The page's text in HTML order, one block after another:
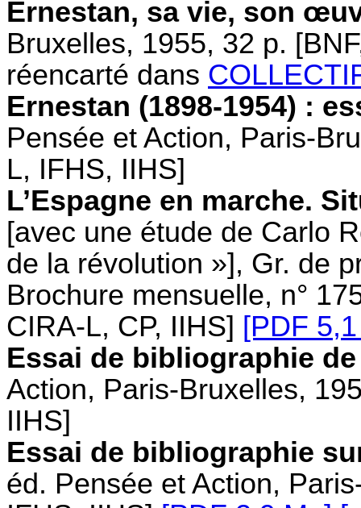
Ernestan, sa vie, son
Bruxelles, 1955, 32 p.
réencarté dans
Ernestan (1898-1954) :
Pensée et Action, Paris-
L, IFHS, IIHS]
L’Espagne en marche.
[avec une étude de Carlo
de la révolution »], Gr. de
Brochure mensuelle, n°
CIRA-L, CP, IIHS] [PDF
Essai de bibliographie
Action, Paris-Bruxelles,
IIHS]
Essai de bibliographie
éd. Pensée et Action,